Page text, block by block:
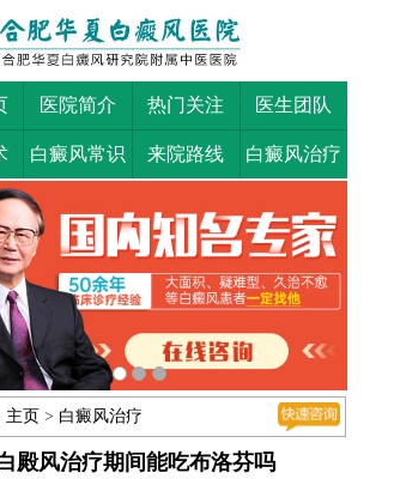
医院简介 热门关注 医生团队
白癜风常识 来院路线 白癜风治疗
主页 > 白癜风治疗
殿风治疗期间能吃布洛芬吗